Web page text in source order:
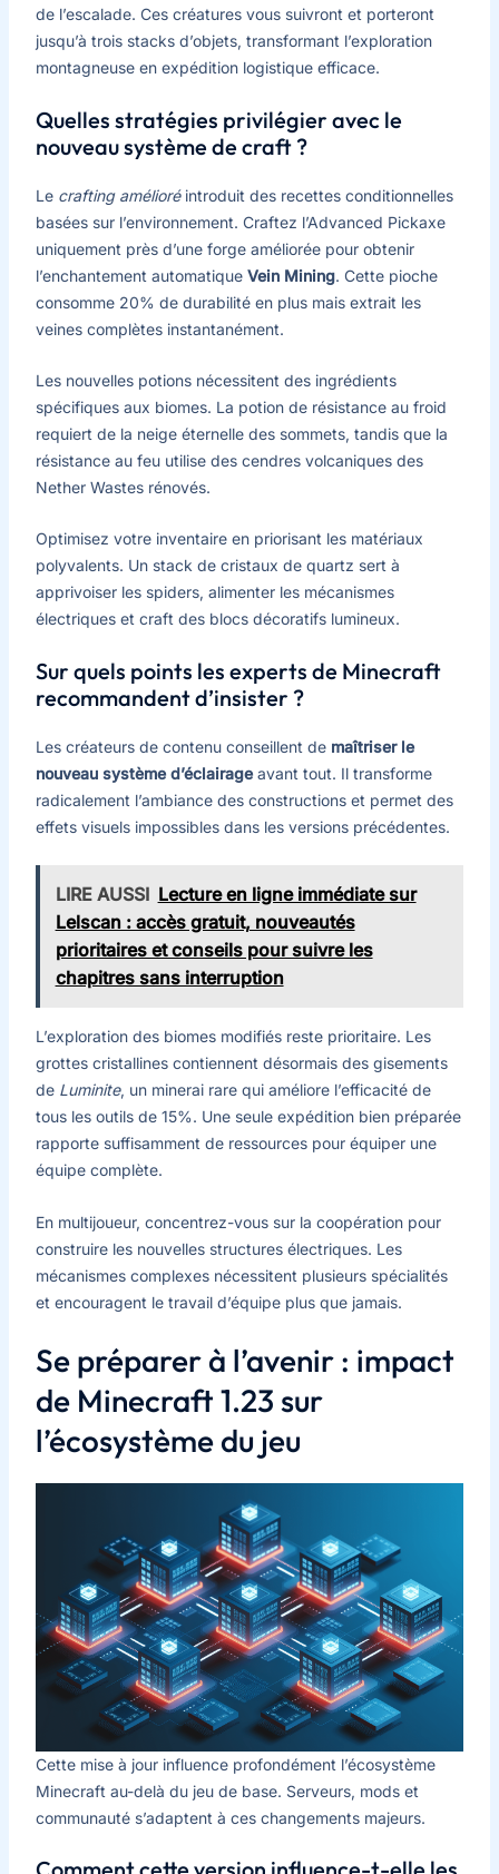
de l’escalade. Ces créatures vous suivront et porteront
jusqu’à trois stacks d’objets, transformant l’exploration
montagneuse en expédition logistique efficace.
Quelles stratégies privilégier avec le
nouveau système de craft ?
Le crafting amélioréintroduit des recettes conditionnelles
basées sur l’environnement. Craftez l’Advanced Pickaxe
uniquement près d’une forge amélio­rée pour obtenir
l’enchantement automatique Vein Mining. Cette pioche
consomme 20% de durabilité en plus mais extrait les
veines complètes instantanément.
Les nouvelles potions nécessitent des ingrédients
spécifiques aux biomes. La potion de résistance au froid
requiert de la neige éternelle des sommets, tandis que la
résistance au feu utilise des cendres volcaniques des
Nether Wastes rénovés.
Optimisez votre inventaire en priorisant les matériaux
polyvalents. Un stack de cristaux de quartz sert à
apprivoiser les spiders, alimenter les mécanismes
électriques et craft des blocs décoratifs lumineux.
Sur quels points les experts de Minecraft
recommandent d’insister ?
Les créateurs de contenu conseillent de maîtriser le
nouveau système d’éclairageavant tout. Il transforme
radicalement l’ambiance des constructions et permet des
effets visuels impossibles dans les versions précédentes.
LIRE AUSSI Lecture en ligne immédiate sur
Lelscan : accès gratuit, nouveautés
prioritaires et conseils pour suivre les
chapitres sans interruption
L’exploration des biomes modifiés reste prioritaire. Les
grottes cristallines contiennent désormais des gisements
de Luminite, un minerai rare qui améliore l’efficacité de
tous les outils de 15%. Une seule expédition bien préparée
rapporte suffisamment de ressources pour équiper une
équipe complète.
En multijoueur, concentrez-vous sur la coopération pour
construire les nouvelles structures électriques. Les
mécanismes complexes nécessitent plusieurs spécialités
et encouragent le travail d’équipe plus que jamais.
Se préparer à l’avenir : impact
de Minecraft 1.23 sur
l’écosystème du jeu
Cette mise à jour influence profondément l’écosystème
Minecraft au-delà du jeu de base. Serveurs, mods et
communauté s’adaptent à ces changements majeurs.